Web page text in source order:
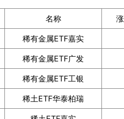
名称
稀有金属ETF嘉实
稀有金属ETF广发
稀有金属ETF工银
稀土ETF华泰柏瑞